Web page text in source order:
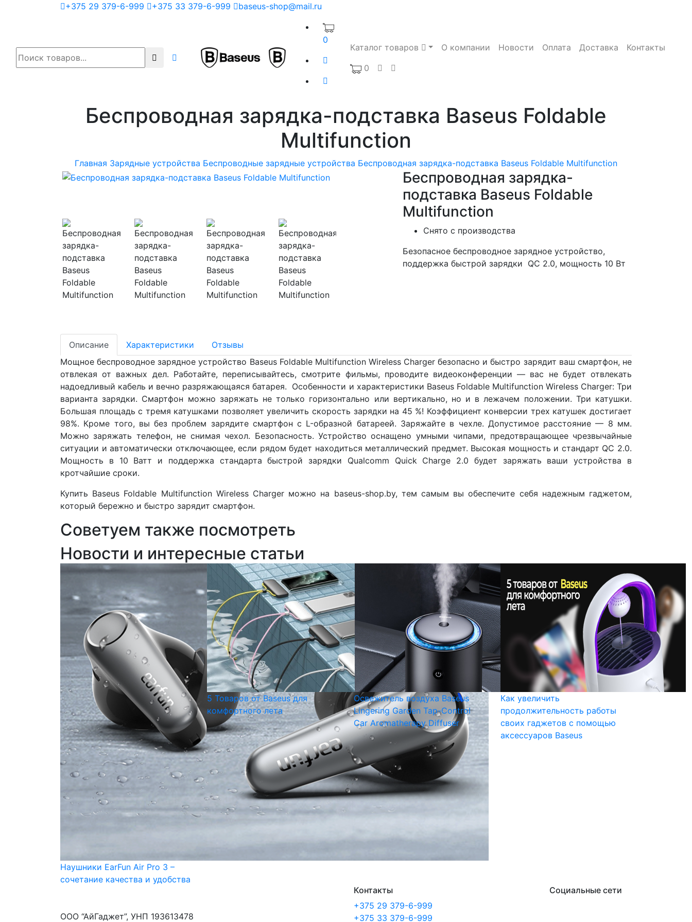
+375 29 379-6-999 +375 33 379-6-999 baseus-shop@mail.ru
0
Каталог товаров О компании Новости Оплата Доставка
Контакты
0
Беспроводная зарядка-подставка Baseus Foldable
Multifunction
Главная Зарядные устройства Беспроводные зарядные устройства Беспроводная зарядка-подставка Baseus Foldable Multifunction
Беспроводная зарядка-
подставка Baseus Foldable
Multifunction
Снято с производства
Безопасное беспроводное зарядное устройство,
поддержка быстрой зарядки QC 2.0, мощность 10 Вт
Описание Характеристики
Отзывы
Мощное беспроводное зарядное устройство Baseus Foldable Multifunction Wireless Charger безопасно и быстро зарядит ваш смартфон, не
отвлекая от важных дел. Работайте, переписывайтесь, смотрите фильмы, проводите видеоконференции — вас не будет отвлекать
надоедливый кабель и вечно разряжающаяся батарея. Особенности и характеристики Baseus Foldable Multifunction Wireless Charger: Три
варианта зарядки. Смартфон можно заряжать не только горизонтально или вертикально, но и в лежачем положении. Три катушки.
Большая площадь с тремя катушками позволяет увеличить скорость зарядки на 45 %! Коэффициент конверсии трех катушек достигает
98%. Кроме того, вы без проблем зарядите смартфон с L-образной батареей. Заряжайте в чехле. Допустимое расстояние — 8 мм.
Можно заряжать телефон, не снимая чехол. Безопасность. Устройство оснащено умными чипами, предотвращающее чрезвычайные
ситуации и автоматически отключающее, если рядом будет находиться металлический предмет. Высокая мощность и стандарт QC 2.0.
Мощность в 10 Ватт и поддержка стандарта быстрой зарядки Qualcomm Quick Charge 2.0 будет заряжать ваши устройства в
кротчайшие сроки.
Купить Baseus Foldable Multifunction Wireless Charger можно на baseus-shop.by, тем самым вы обеспечите себя надежным гаджетом,
который бережно и быстро зарядит смартфон.
Советуем также посмотреть
Новости и интересные статьи
Наушники EarFun Air Pro 3 –
сочетание качества и удобства
5 Товаров от Baseus для
комфортного лета
Освежитель воздуха Baseus
Lingering Garden Tap-Control
Car Aromatherapy Diffuser
Как увеличить
продолжительность работы
своих гаджетов с помощью
аксессуаров Baseus
ООО “АйГаджет”, УНП 193613478
Контакты
+375 29 379-6-999
+375 33 379-6-999
Социальные сети